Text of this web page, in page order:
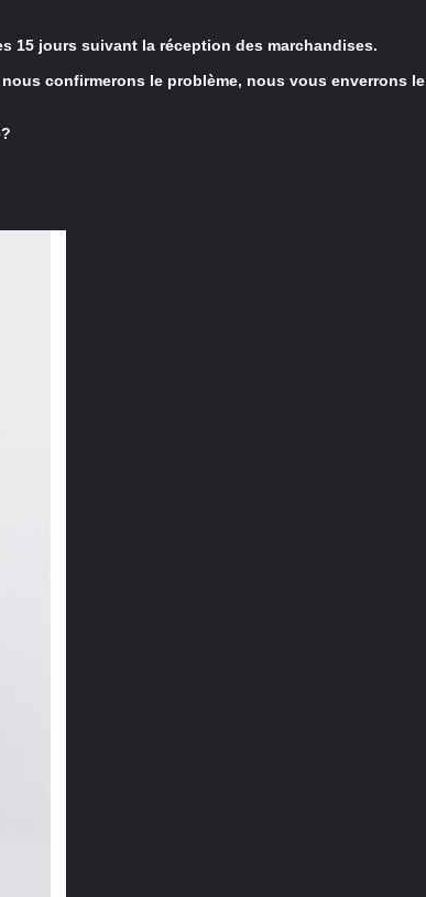
15 jours suivant la réception des marchandises.
confirmerons le problème, nous vous enverrons le